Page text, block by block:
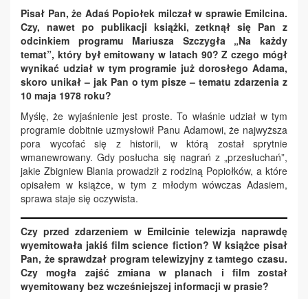
Pisał Pan, że Adaś Popiołek milczał w sprawie Emilcina.
Czy, nawet po publikacji książki, zetknął się Pan z
odcinkiem programu Mariusza Szczygła „Na każdy
temat”, który był emitowany w latach 90? Z czego mógł
wynikać udział w tym programie już dorosłego Adama,
skoro unikał – jak Pan o tym pisze – tematu zdarzenia z
10 maja 1978 roku?
Myślę, że wyjaśnienie jest proste. To właśnie udział w tym
programie dobitnie uzmysłowił Panu Adamowi, że najwyższa
pora wycofać się z historii, w którą został sprytnie
wmanewrowany. Gdy posłucha się nagrań z „przesłuchań”,
jakie Zbigniew Blania prowadził z rodziną Popiołków, a które
opisałem w książce, w tym z młodym wówczas Adasiem,
sprawa staje się oczywista.
Czy przed zdarzeniem w Emilcinie telewizja naprawdę
wyemitowała jakiś film science fiction? W książce pisał
Pan, że sprawdzał program telewizyjny z tamtego czasu.
Czy mogła zajść zmiana w planach i film został
wyemitowany bez wcześniejszej informacji w prasie?